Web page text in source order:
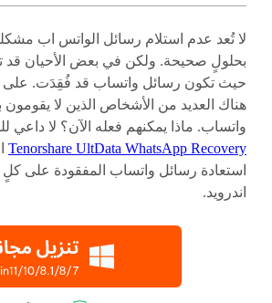
لا تُعد عدم استلام رسائل الواتس اب
بحلولٍ صحيحة. ولكن في بعض الأحيان
حيث تكون رسائل واتساب قد فُقِدَت. على
هناك العديد من الأشخاص الذين لا
واتساب. ماذا يمكنهم فعله الآن؟ لا داعي
Tenorshare UltData WhatsApp Recovery
استعادة رسائل واتساب المفقودة على
اندرويد.